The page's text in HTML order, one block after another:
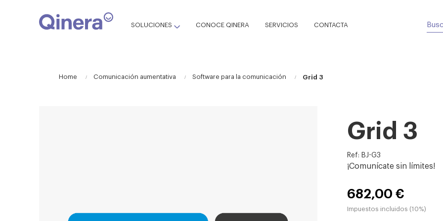
SOLUCIONES CONOCE QINERA SERVICIOS CONTACTA
Home Comunicación aumentativa Software para la comunicación Grid 3
Grid 3
Ref: BJ-G3
¡Comunícate sin límites!
682,00 €
Impuestos incluidos (10%)